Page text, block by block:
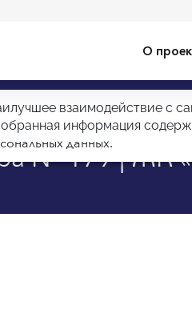
О
№ 179
№ 179 | ЖК
взаимодействие с
информация
данных.